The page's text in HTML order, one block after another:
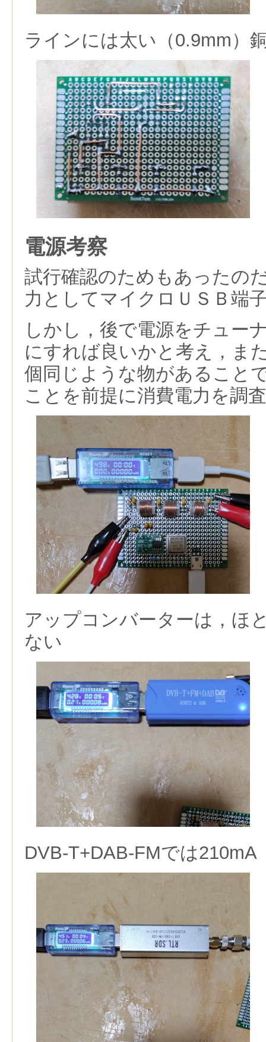
ラインには太い（0.9mm）
電源考察
試行確認のためもあったの
力としてマイクロＵＳＢ端
しかし，後で電源をチュー
にすれば良いかと考え，ま
個同じような物があること
ことを前提に消費電力を調
アップコンバーターは，ほ
ない
DVB-T+DAB-FMでは210mA